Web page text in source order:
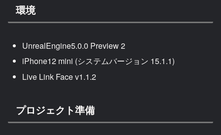
環境
UnrealEngine5.0.0 Preview 2
iPhone12 mini (システムバージョン 15.1.1)
Live Link Face v1.1.2
プロジェクト準備